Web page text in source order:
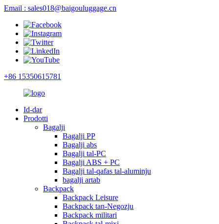
Email : sales018@baigouluggage.cn
+86 15350615781
Id-dar
Prodotti
Bagalji
Bagalji PP
Bagalji abs
Bagalji tal-PC
Bagalji ABS + PC
Bagalji tal-qafas tal-aluminju
bagalji artab
Backpack
Backpack Leisure
Backpack tan-Negozju
Backpack militari